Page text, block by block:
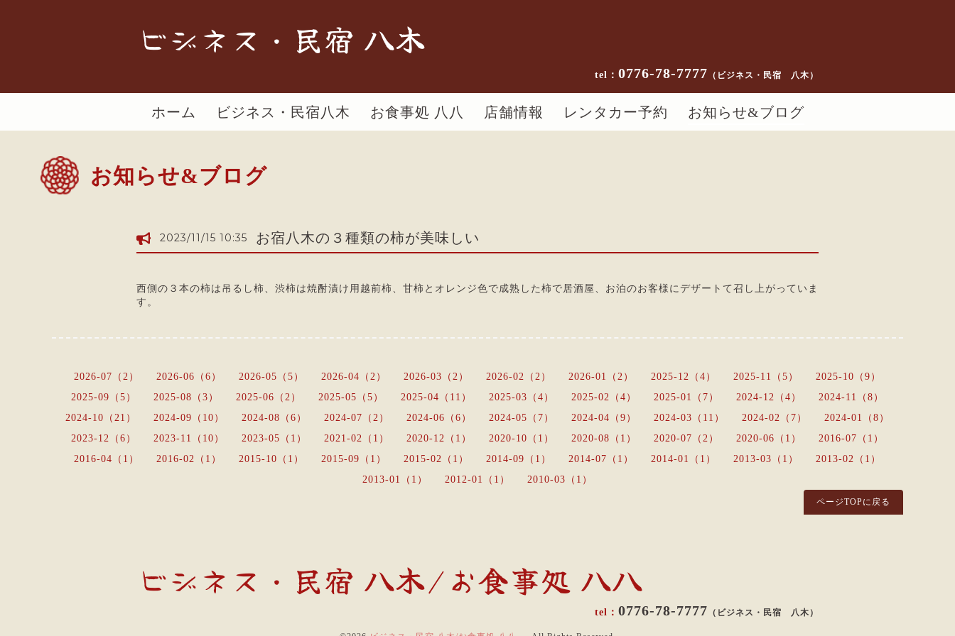
ビジネス・民宿 八木
0776-78-7777 （ビジネス・民宿 八木）
ホーム ビジネス・民宿八木 お食事処 八八 店舗情報 レンタカー予約 お知らせ&ブログ
お知らせ&ブログ
2023/11/15 10:35 お宿八木の３種類の柿が美味しい
西側の３本の柿は吊るし柿、渋柿は焼酎漬け用越前柿、甘柿とオレンジ色で成熟した柿で居酒屋、お泊のお客様にデザートて召し上がっていま
す。
2026-07（2） 2026-06（6） 2026-05（5） 2026-04（2） 2026-03（2） 2026-02（2） 2026-01（2） 2025-12（4） 2025-11（5）
2025-10（9）
2025-09（5）
2025-08（3） 2025-06（2） 2025-05（5） 2025-04（11） 2025-03（4） 2025-02（4） 2025-01（7） 2024-12（4）
2024-11（8）
2024-10（21）
2024-09（10） 2024-08（6） 2024-07（2） 2024-06（6） 2024-05（7） 2024-04（9） 2024-03（11） 2024-02（7）
2024-01（8）
2023-12（6）
2023-11（10） 2023-05（1） 2021-02（1） 2020-12（1） 2020-10（1） 2020-08（1） 2020-07（2） 2020-06（1）
2016-07（1）
2016-04（1）
2016-02（1） 2015-10（1） 2015-09（1） 2015-02（1） 2014-09（1） 2014-07（1） 2014-01（1） 2013-03（1）
2013-02（1）
2013-01（1）
2012-01（1） 2010-03（1）
ページTOPに戻る
ビジネス・民宿 八木/お食事処 八八
0776-78-7777 （ビジネス・民宿 八木）